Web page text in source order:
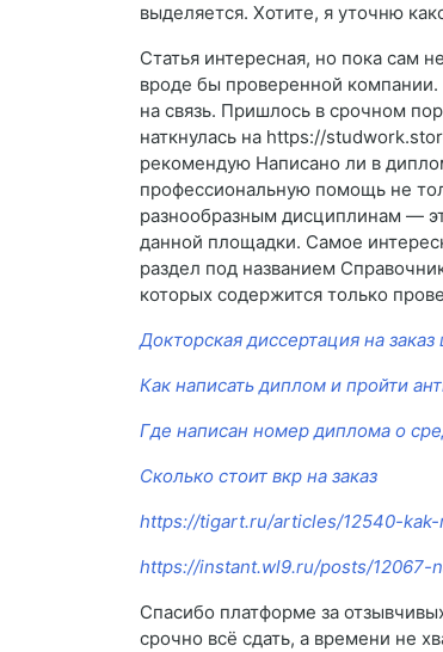
выделяется. Хотите, я уточню
Статья интересная, но пока сам
вроде бы проверенной компании.
на связь. Пришлось в срочном
наткнулась на https://
рекомендую Написано ли в
профессиональную помощь не
разнообразным дисциплинам —
данной площадки. Самое
раздел под названием
которых содержится только
Докторская диссертация на
Как написать диплом и пройти
Где написан номер диплома о
Сколько стоит вкр на заказ
https://tigart.ru/articles/12540-
https://instant.wl9.ru/posts/
Спасибо платформе за
срочно всё сдать, а времени не